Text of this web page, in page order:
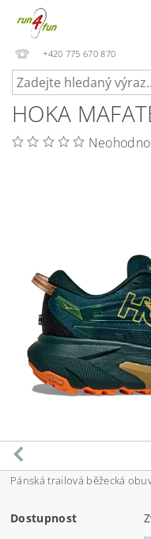
+420 775 670 870
HOKA
Pánská trailová běžecká
Dostupnost